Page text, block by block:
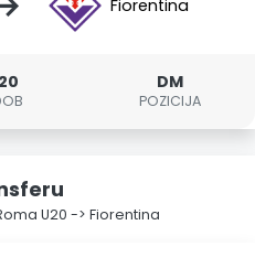
Fiorentina
20 DM
POZICIJA
U20 -> Fiorentina